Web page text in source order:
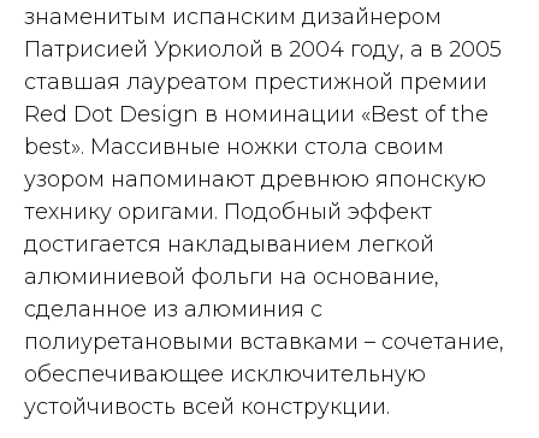
знаменитым испанским дизайнером
Патрисией Уркиолой в 2004 году, а в 2005
ставшая лауреатом престижной премии
Red Dot Design в номинации «Best of the
best». Массивные ножки стола своим
узором напоминают древнюю японскую
технику оригами. Подобный эффект
достигается накладыванием легкой
алюминиевой фольги на основание,
сделанное из алюминия с
полиуретановыми вставками – сочетание,
обеспечивающее исключительную
устойчивость всей конструкции.